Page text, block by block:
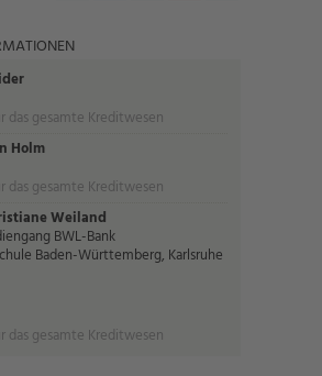
das gesamte Kreditwesen
Holm
das gesamte Kreditwesen
Weiland
BWL-Bank
Baden-Württemberg, Karlsruhe
das gesamte Kreditwesen